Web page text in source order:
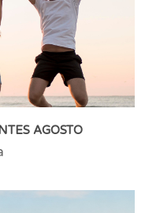
AGOSTO